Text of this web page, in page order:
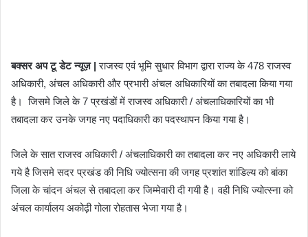
बक्सर अप टू डेट न्यूज़ | राजस्व एवं भूमि सुधार विभाग द्वारा राज्य के 478 राजस्व
अधिकारी, अंचल अधिकारी और प्रभारी अंचल अधिकारियों का तबादला किया गया
है। जिसमे जिले के 7 प्रखंडों में राजस्व अधिकारी / अंचलाधिकारियों का भी
तबादला कर उनके जगह नए पदाधिकारी का पदस्थापन किया गया है।
जिले के सात राजस्व अधिकारी / अंचलाधिकारी का तबादला कर नए अधिकारी लाये
गये है जिसमे सदर प्रखंड की निधि ज्योत्सना की जगह प्रशांत शांडिल्य को बांका
जिला के चांदन अंचल से तबादला कर जिम्मेवारी दी गयी है। वही निधि ज्योत्स्ना को
अंचल कार्यालय अकोढ़ी गोला रोहतास भेजा गया है।